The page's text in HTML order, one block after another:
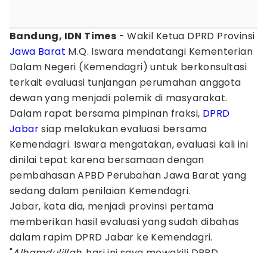
Bandung, IDN Times - Wakil Ketua DPRD Provinsi
Jawa Barat M.Q. Iswara mendatangi Kementerian
Dalam Negeri (Kemendagri) untuk berkonsultasi
terkait evaluasi tunjangan perumahan anggota
dewan yang menjadi polemik di masyarakat.
Dalam rapat bersama pimpinan fraksi, DPRD
Jabarsiap melakukan evaluasi bersama
Kemendagri. Iswara mengatakan, evaluasi kali ini
dinilai tepat karena bersamaan dengan
pembahasan APBD Perubahan Jawa Barat yang
sedang dalam penilaian Kemendagri.
Jabar, kata dia, menjadi provinsi pertama
memberikan hasil evaluasi yang sudah dibahas
dalam rapim DPRD Jabar ke Kemendagri.